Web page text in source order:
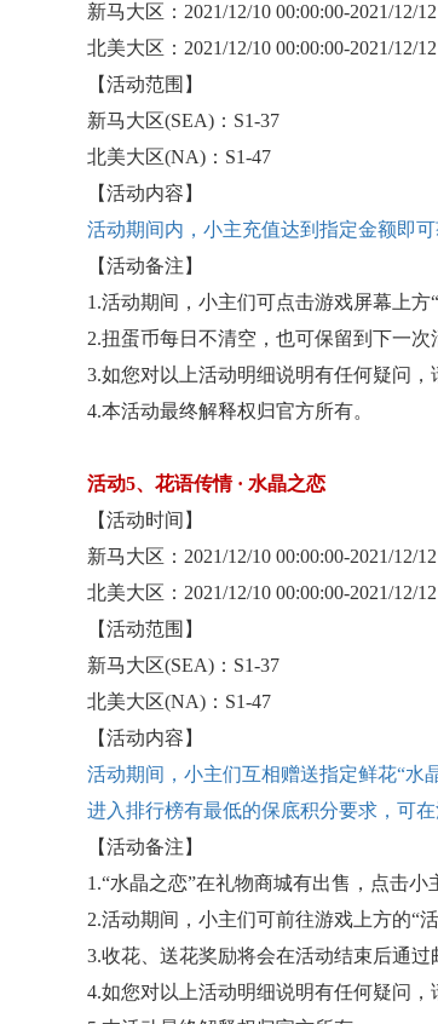
新马大区： 2021/12/10 00:00:00-2021/12/
北美大区： 2021/12/10 00:00:00-2021/12/
【活动范围】
新马大区(SEA)：S1-37
北美大区(NA)：S1-47
【活动内容】
活动期间内，小主充值达到指定金额即
【活动备注】
1.活动期间，小主们可点击游戏屏幕上方
2.扭蛋币每日不清空，也可保留到下一次
3.如您对以上活动明细说明有任何疑问
4.本活动最终解释权归官方所有。
活动5、花语传情 · 水晶之恋
【活动时间】
新马大区： 2021/12/10 00:00:00-2021/12/
北美大区： 2021/12/10 00:00:00-2021/12/
【活动范围】
新马大区(SEA)：S1-37
北美大区(NA)：S1-47
【活动内容】
活动期间，小主们互相赠送指定鲜花“水
进入排行榜有最低的保底积分要求，可
【活动备注】
1.“水晶之恋”在礼物商城有出售，点击
2.活动期间，小主们可前往游戏上方的“
3.收花、送花奖励将会在活动结束后通
4.如您对以上活动明细说明有任何疑问